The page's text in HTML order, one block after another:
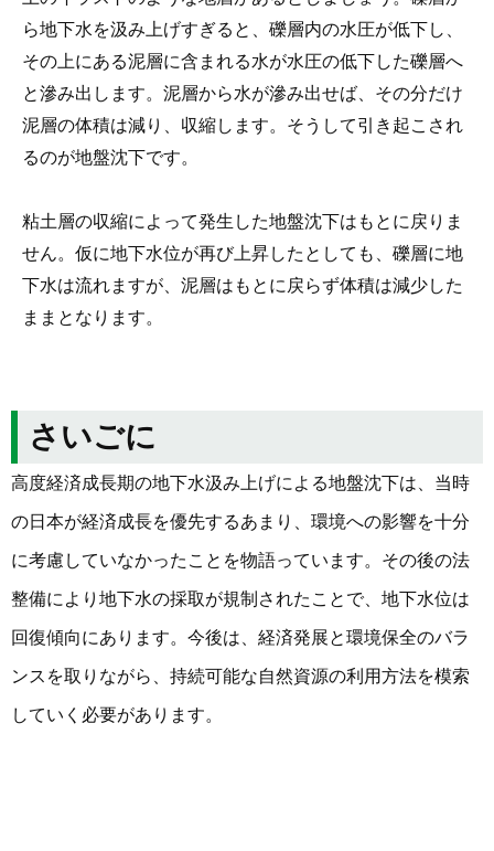
ら地下水を汲み上げすぎると、礫層内の水圧が低下し、
その上にある泥層に含まれる水が水圧の低下した礫層へ
と滲み出します。泥層から水が滲み出せば、その分だけ
泥層の体積は減り、収縮します。そうして引き起こされ
るのが地盤沈下です。
粘土層の収縮によって発生した地盤沈下はもとに戻りま
せん。仮に地下水位が再び上昇したとしても、礫層に地
下水は流れますが、泥層はもとに戻らず体積は減少した
ままとなります。
さいごに
高度経済成長期の地下水汲み上げによる地盤沈下は、当時
の日本が経済成長を優先するあまり、環境への影響を十分
に考慮していなかったことを物語っています。その後の法
整備により地下水の採取が規制されたことで、地下水位は
回復傾向にあります。今後は、経済発展と環境保全のバラ
ンスを取りながら、持続可能な自然資源の利用方法を模索
していく必要があります。